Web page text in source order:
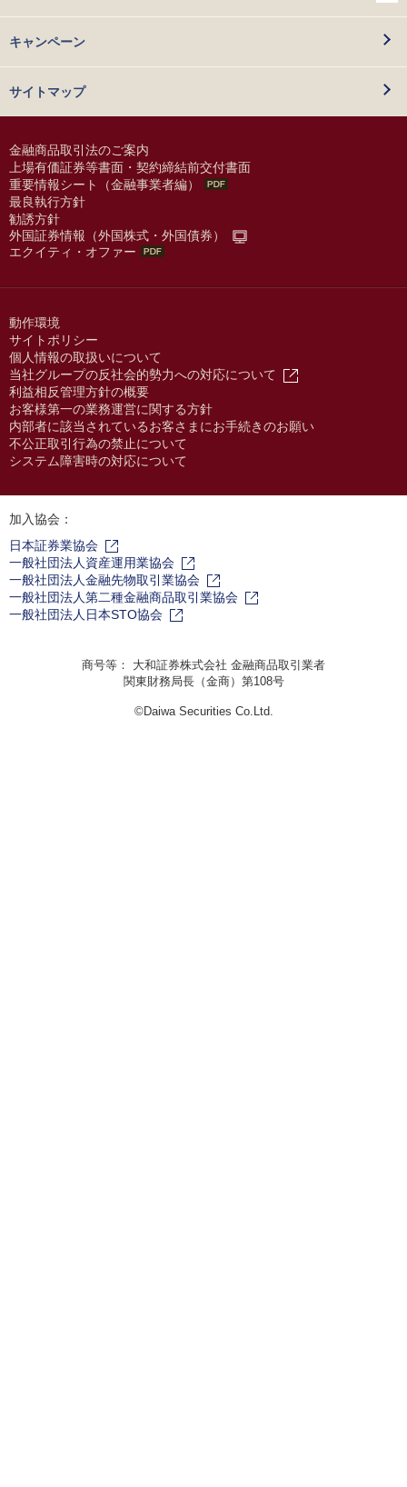
キャンペーン
サイトマップ
金融商品取引法のご案内
上場有価証券等書面・契約締結前交付書面
重要情報シート（金融事業者編）
最良執行方針
勧誘方針
外国証券情報（外国株式・外国債券）
エクイティ・オファー
動作環境
サイトポリシー
個人情報の取扱いについて
当社グループの反社会的勢力への対応について
利益相反管理方針の概要
お客様第一の業務運営に関する方針
内部者に該当されているお客さまにお手続きのお願い
不公正取引行為の禁止について
システム障害時の対応について
加入協会：
日本証券業協会
一般社団法人資産運用業協会
一般社団法人金融先物取引業協会
一般社団法人第二種金融商品取引業協会
一般社団法人日本STO協会
商号等： 大和証券株式会社 金融商品取引業者
関東財務局長（金商）第108号
©Daiwa Securities Co.Ltd.